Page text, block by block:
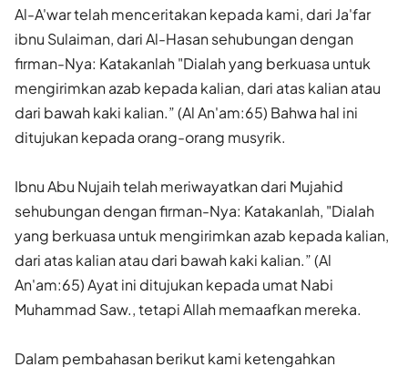
Al-A'war telah menceritakan kepada kami, dari Ja'far
ibnu Sulaiman, dari Al-Hasan sehubungan dengan
firman-Nya: Katakanlah "Dialah yang berkuasa untuk
mengirimkan azab kepada kalian, dari atas kalian atau
dari bawah kaki kalian.” (Al An'am:65) Bahwa hal ini
ditujukan kepada orang-orang musyrik.
Ibnu Abu Nujaih telah meriwayatkan dari Mujahid
sehubungan dengan firman-Nya: Katakanlah, "Dialah
yang berkuasa untuk mengirimkan azab kepada kalian,
dari atas kalian atau dari bawah kaki kalian.” (Al
An'am:65) Ayat ini ditujukan kepada umat Nabi
Muhammad Saw., tetapi Allah memaafkan mereka.
Dalam pembahasan berikut kami ketengahkan